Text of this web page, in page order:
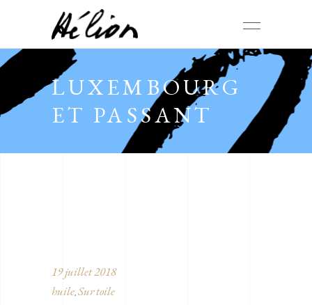
LUXEMBOURG
ET PASSANT
19 juillet 2018
huile, Sur toile